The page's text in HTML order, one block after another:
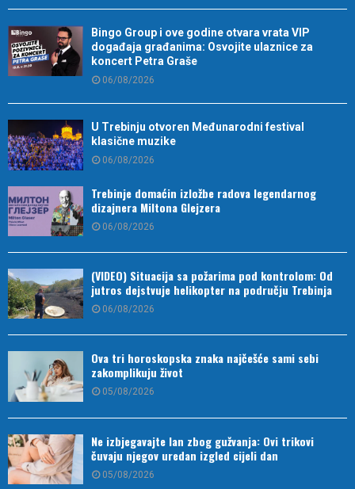
Bingo Group i ove godine otvara vrata VIP
događaja građanima: Osvojite ulaznice za
koncert Petra Graše
06/08/2026
U Trebinju otvoren Međunarodni festival
klasične muzike
06/08/2026
Trebinje domaćin izložbe radova legendarnog
dizajnera Miltona Glejzera
06/08/2026
(VIDEO) Situacija sa požarima pod kontrolom: Od
jutros dejstvuje helikopter na području Trebinja
06/08/2026
Ova tri horoskopska znaka najčešće sami sebi
zakomplikuju život
05/08/2026
Ne izbjegavajte lan zbog gužvanja: Ovi trikovi
čuvaju njegov uredan izgled cijeli dan
05/08/2026